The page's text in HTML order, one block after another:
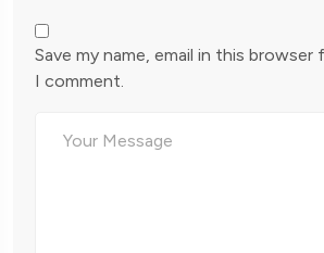
Save my name, email in this
I comment.